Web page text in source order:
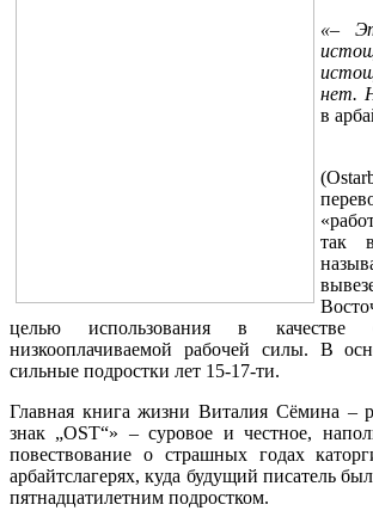
«–
нет.
в
так
целью использования в качестве
низкооплачиваемой рабочей силы. В
сильные подростки лет 15-17-ти.
Главная книга жизни Виталия Сёмина –
знак „OST“» – суровое и честное,
повествование о страшных годах
арбайтслагерях, куда будущий писатель
пятнадцатилетним подростком.